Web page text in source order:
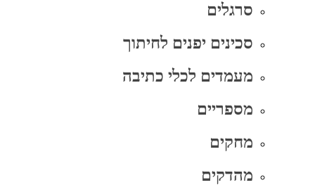
סרגלים
סכינים יפנים לחיתוך
מעמדים לכלי כתיבה
מספריים
מחקים
מהדקים